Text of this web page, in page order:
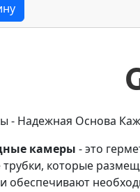
- Надежная Основа
камеры - это
которые
обеспечивают